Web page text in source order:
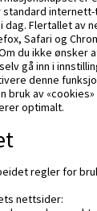
Flertallet av
Safari og
du ikke ønsker
gå inn i
denne
bruk av
optimalt.
regler for
nettsider: